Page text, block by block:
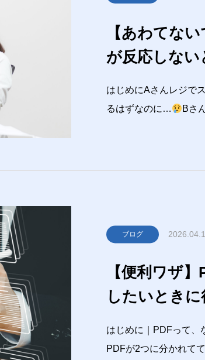
【あわてな
が反応しない
はじめにAさんレジで
るはずなのに…
Bさ
ブログ
【便利ワザ
したいとき
はじめに｜PDFって、
PDFが2つに分かれて